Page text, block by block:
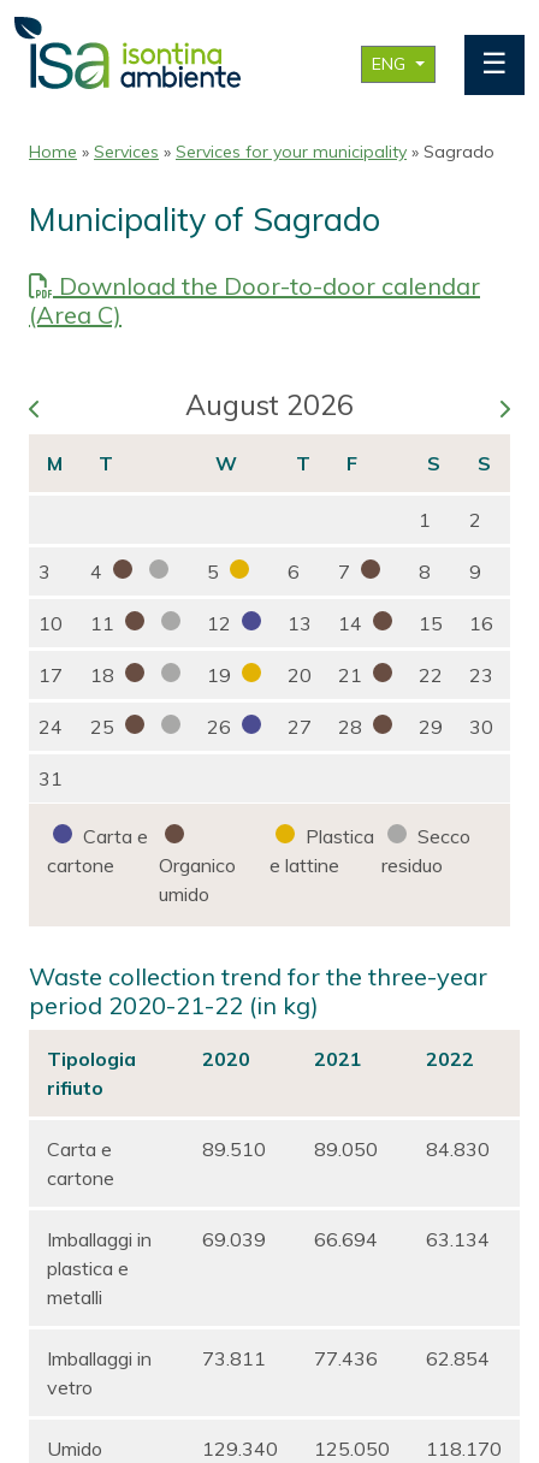
ENG ☰
Home » Services » Services for your municipality » Sagrado
Municipality of Sagrado
Download the Door-to-door calendar
(Area C)
August 2026
1 2
3 4 5 6 7 8 9
10 11 12 13 14 15 16
17 18 19 20 21 22 23
24 25 26 27 28 29 30
31
Carta e
cartone
Organico
umido
Plastica
e lattine
Secco
residuo
Waste collection trend for the three-year
period 2020-21-22 (in kg)
Tipologia
rifiuto
2020 2021 2022
Carta e
cartone
89.510 89.050 84.830
Imballaggi in
plastica e
metalli
69.039 66.694 63.134
Imballaggi in
vetro
73.811 77.436 62.854
Umido 129.340 125.050 118.170